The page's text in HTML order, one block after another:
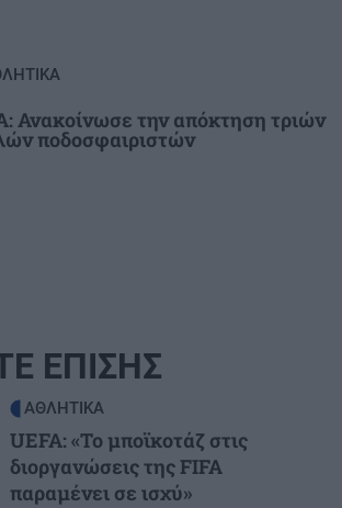
Ανακοίνωσε την απόκτηση τριών
ποδοσφαιριστών
ΕΠΙΣΗΣ
ΑΘΛΗΤΙΚΑ
UEFA: «Το μποϊκοτάζ στις
διοργανώσεις της FIFA
παραμένει σε ισχύ»